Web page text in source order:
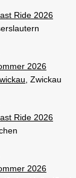
Ride 2026
2026
, Zwickau
Ride 2026
2026